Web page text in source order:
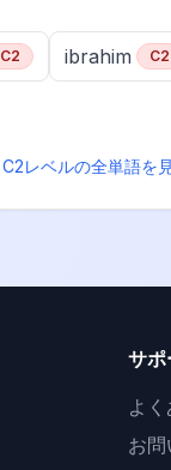
C2 ibrahim C2
C2レベルの全単語を
サポ
よ
お